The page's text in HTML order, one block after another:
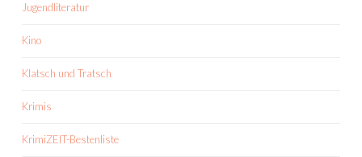
Jugendliteratur
Kino
Klatsch und Tratsch
Krimis
KrimiZEIT-Bestenliste